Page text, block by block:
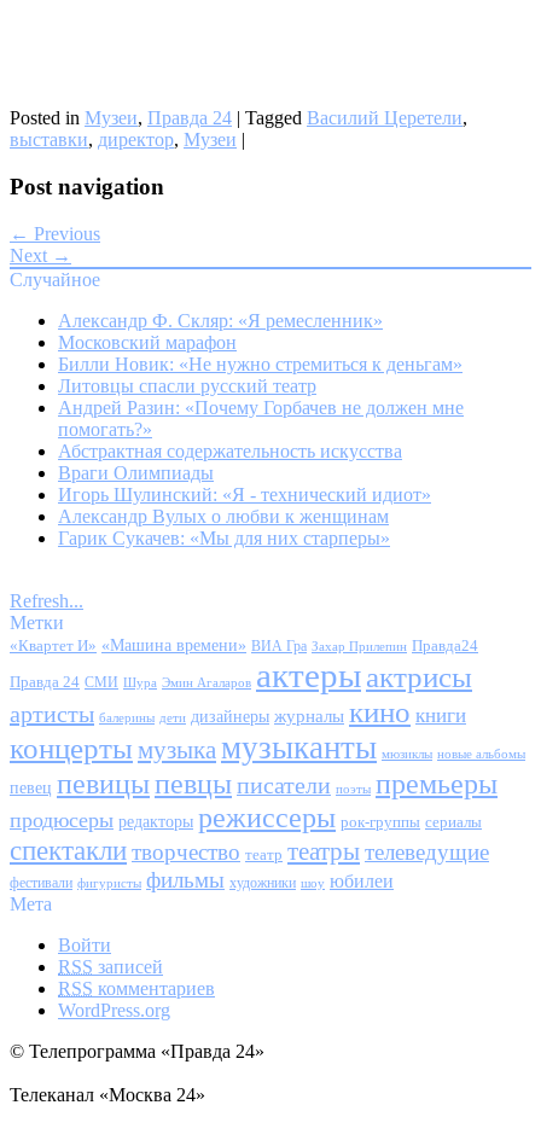
Posted in Музеи, Правда 24 | Tagged Василий Церетели,
выставки, директор, Музеи |
Post navigation
← Previous
Next →
Случайное
Александр Ф. Скляр: «Я ремесленник»
Московский марафон
Билли Новик: «Не нужно стремиться к деньгам»
Литовцы спасли русский театр
Андрей Разин: «Почему Горбачев не должен мне
помогать?»
Абстрактная содержательность искусства
Враги Олимпиады
Игорь Шулинский: «Я - технический идиот»
Александр Вулых о любви к женщинам
Гарик Сукачев: «Мы для них старперы»
Refresh...
Метки
«Квартет И» «Машина времени» ВИА Гра Захар Прилепин Правда24
Правда 24 СМИ Шура Эмин Агаларов актерыактрисы
артисты балерины дети дизайнеры журналы кино книги
концерты музыка музыканты мюзиклы новые альбомы
певец певицыпевцыписатели поэты премьеры
продюсеры редакторы режиссеры рок-группы сериалы
спектаклитворчество театр театрытелеведущие
фестивали фигуристы фильмы художники шоу юбилеи
Мета
Войти
RSS записей
RSS комментариев
WordPress.org
© Телепрограмма «Правда 24»
Телеканал «Москва 24»